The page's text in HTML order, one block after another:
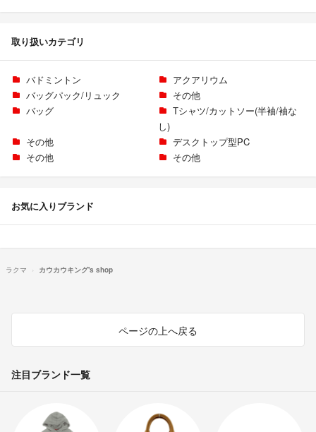
取り扱いカテゴリ
バドミントン
アクアリウム
バッグパック/リュック
その他
バッグ
Tシャツ/カットソー(半袖/袖な
し)
その他
デスクトップ型PC
その他
その他
お気に入りブランド
ラクマ カウカウキング's shop
ページの上へ戻る
注目ブランド一覧